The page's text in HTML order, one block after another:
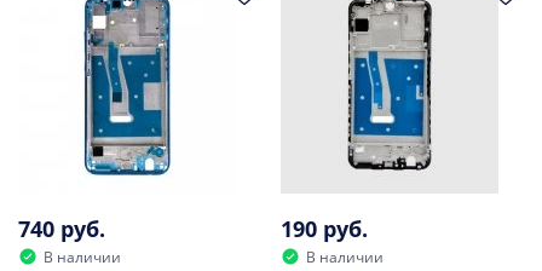
740 руб.
В наличии
190 руб.
В наличии